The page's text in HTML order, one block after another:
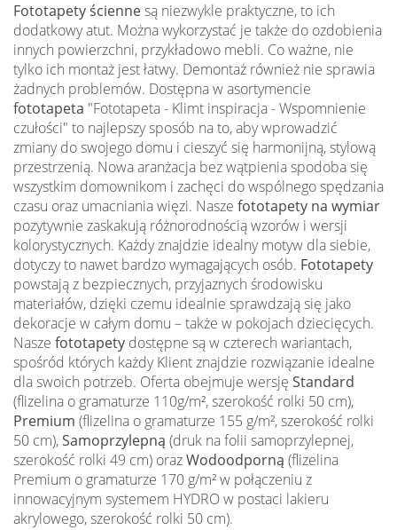
Fototapety ściennesą niezwykle praktyczne, to ich
dodatkowy atut. Można wykorzystać je także do ozdobienia
innych powierzchni, przykładowo mebli. Co ważne, nie
tylko ich montaż jest łatwy. Demontaż również nie sprawia
żadnych problemów. Dostępna w asortymencie
fototapeta "Fototapeta - Klimt inspiracja - Wspomnienie
czułości" to najlepszy sposób na to, aby wprowadzić
zmiany do swojego domu i cieszyć się harmonijną, stylową
przestrzenią. Nowa aranżacja bez wątpienia spodoba się
wszystkim domownikom i zachęci do wspólnego spędzania
czasu oraz umacniania więzi. Nasze fototapety na wymiar
pozytywnie zaskakują różnorodnością wzorów i wersji
kolorystycznych. Każdy znajdzie idealny motyw dla siebie,
dotyczy to nawet bardzo wymagających osób. Fototapety
powstają z bezpiecznych, przyjaznych środowisku
materiałów, dzięki czemu idealnie sprawdzają się jako
dekoracje w całym domu – także w pokojach dziecięcych.
Nasze fototapety dostępne są w czterech wariantach,
spośród których każdy Klient znajdzie rozwiązanie idealne
dla swoich potrzeb. Oferta obejmuje wersję Standard
(flizelina o gramaturze 110g/m², szerokość rolki 50 cm),
Premium (flizelina o gramaturze 155 g/m², szerokość rolki
50 cm),Samoprzylepną (druk na folii samoprzylepnej,
szerokość rolki 49 cm) orazWodoodporną (flizelina
Premium o gramaturze 170 g/m² w połączeniu z
innowacyjnym systemem HYDRO w postaci lakieru
akrylowego, szerokość rolki 50 cm).